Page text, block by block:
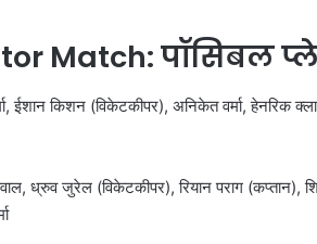
Match: पॉसिबल
ईशान किशन (विकेटकीपर), अनिकेत वर्मा, हेनरिक
ध्रुव जुरेल (विकेटकीपर), रियान पराग (कप्तान),